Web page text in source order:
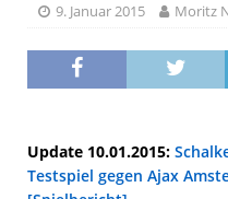
9. Januar 2015 Moritz
Update 10.01.2015:
Testspiel gegen Ajax